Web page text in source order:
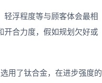
浮程度等与顾客体会最相
开合力度，假如规划欠好或
用了钛合金，在进步强度的